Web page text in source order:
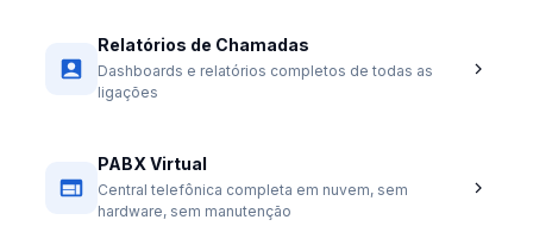
Relatórios de Chamadas
Dashboards e relatórios completos de todas as
ligações
PABX Virtual
Central telefônica completa em nuvem, sem
hardware, sem manutenção